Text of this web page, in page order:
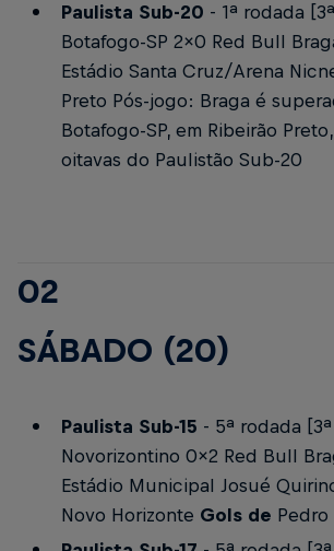
Paulista Sub-20 - 1ª rodada
Botafogo-SP 2x0 Red Bull
Estádio Santa Cruz/Arena
Preto Pós-jogo: Braga é
Botafogo-SP, em Ribeirão
oitavas do Paulistão Sub-20
02
SÁBADO (20)
Paulista Sub-15 - 5ª rodada [3ª
Novorizontino 0x2 Red Bull
Estádio Municipal Josué
Novo Horizonte Gols de Pedro